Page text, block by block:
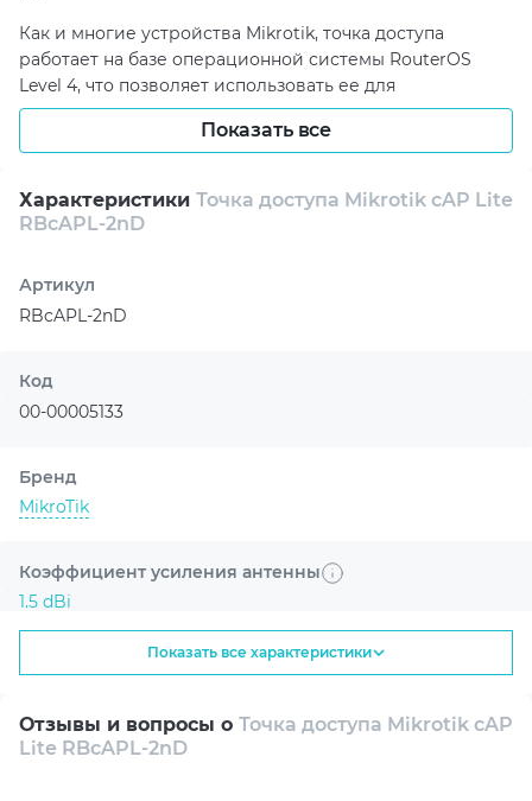
Как и многие устройства Mikrotik, точка доступа
работает на базе операционной системы RouterOS
Level 4, что позволяет использовать ее для
развертывания беспроводных сетей любой
Показать все
Характеристики Точка доступа Mikrotik cAP Lite
RBcAPL-2nD
Артикул
RBcAPL-2nD
Код
00-00005133
Бренд
MikroTik
Коэффициент усиления антенны
1.5 dBi
Форм-фактор
Показать все характеристики
Отзывы и вопросы о Точка доступа Mikrotik cAP
Lite RBcAPL-2nD